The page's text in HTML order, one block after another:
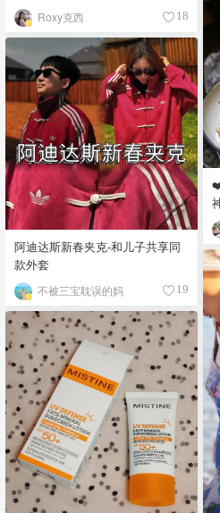
Roxy克西 18
阿迪达斯新春夹克-和儿子共享同
款外套
不被三宝耽误的妈 19